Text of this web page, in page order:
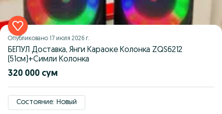
Опубликовано 17 июля 2026 г.
БЕПУЛ Доставка, Янги Караоке Колонка ZQS6212
(51см)+Симли Колонка
320 000 сум
Состояние: Новый